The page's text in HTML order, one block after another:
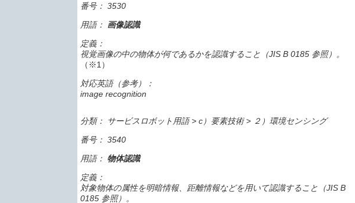
番号： 3530
用語： 画像認識
定義：
視覚画像の中の物体が何であるかを認識すること（JIS B 0185 参照）。
（※1）
対応英語（参考）：
image recognition
分類： サービスロボット用語 > c）要素技術 > ２）環境センシング
番号： 3540
用語： 物体認識
定義：
対象物体の属性を明暗情報、距離情報などを用いて認識すること（JIS B
0185 参照）。